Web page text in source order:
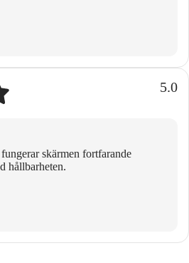
5.0
skärmen fortfarande
hållbarheten.